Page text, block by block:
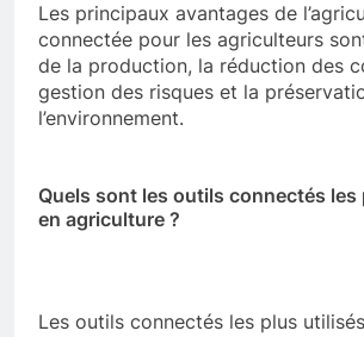
Les principaux avantages de
connectée pour les agriculteurs
de la production, la réduction des
gestion des risques et la
l’environnement.
Quels sont les outils connectés les
en agriculture ?
Les outils connectés les plus